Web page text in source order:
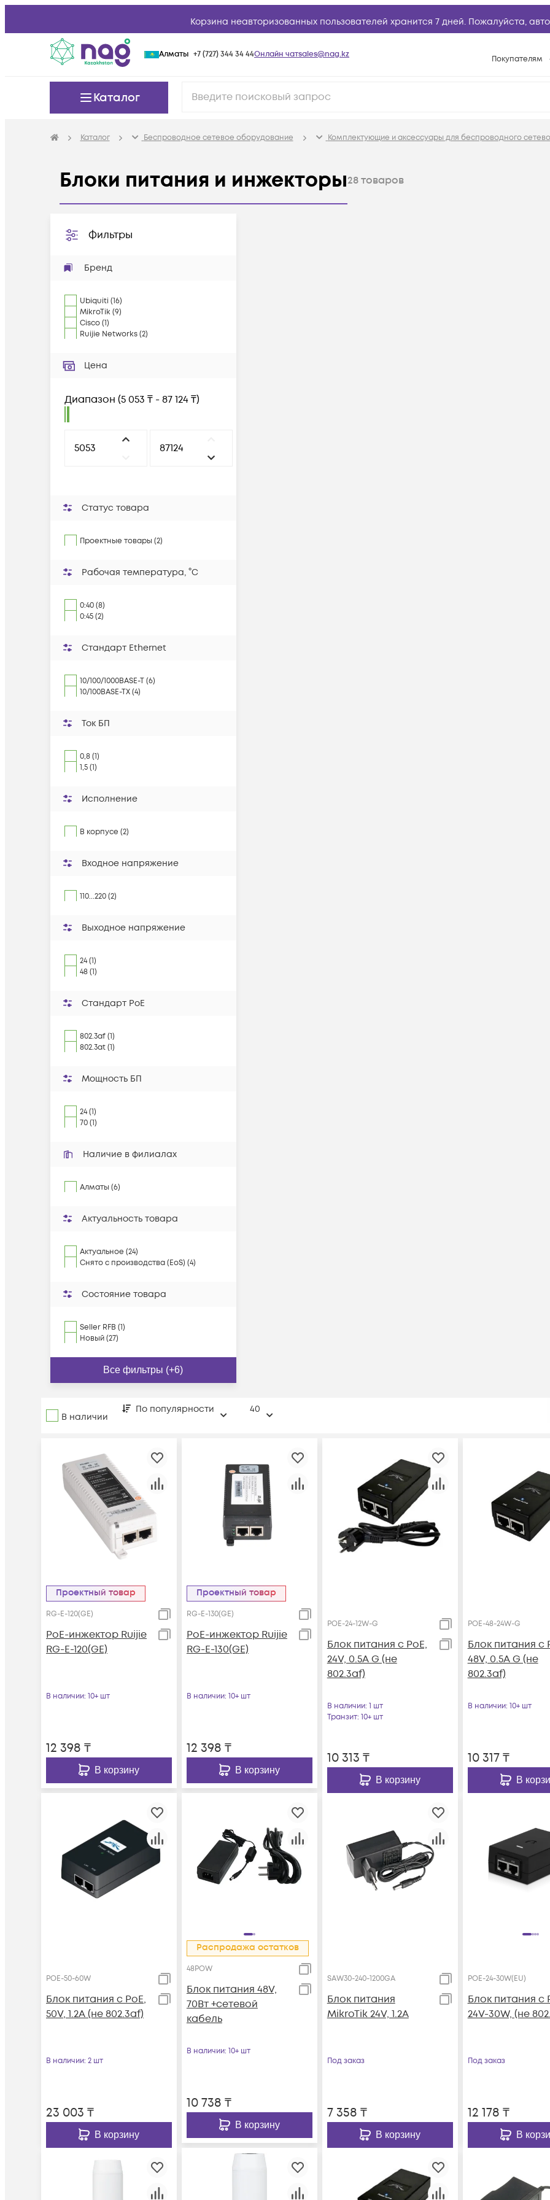
Корзина неавторизованных пользователей хранится 7 дней. Пожалуйста,
Алматы +7 (727) 344 34 44Онлайн чатsales@nag.kz Покупателям
Возврат
Каталог
Каталог Беспроводное сетевое оборудование Комплектующие и аксессуары для беспроводного
Блоки питания и инжекторы28товаров
Фильтры
Бренд
Ubiquiti (16)
MikroTik(9)
Cisco(1)
Ruijie Networks(2)
Цена
Диапазон (5 053 ₸ - 87 124 ₸)
Статус товара
Проектные товары (2)
Рабочая температура, °C
0:40 (8)
0:45 (2)
Стандарт Ethernet
10/100/1000BASE-T (6)
10/100BASE-TX (4)
Ток БП
0,8 (1)
1,5 (1)
Исполнение
В корпусе (2)
Входное напряжение
110...220 (2)
Выходное напряжение
24 (1)
48 (1)
Стандарт PoE
802.3af (1)
802.3at (1)
Мощность БП
24 (1)
70 (1)
Наличие в филиалах
Алматы (6)
Актуальность товара
Актуальное (24)
Снято с производства (EoS) (4)
Состояние товара
Seller RFB (1)
Новый (27)
Все фильтры (+6)
В наличии
По популярности 40
Проектный товар
RG-E-120(GE)
PoE-инжектор Ruijie
RG-E-120(GE)
В наличии: 10+ шт
12 398 ₸
В корзину
Проектный товар
RG-E-130(GE)
PoE-инжектор Ruijie
RG-E-130(GE)
В наличии: 10+ шт
12 398 ₸
В корзину
POE-24-12W-G
Блок питания с PoE,
24V, 0.5A G (не
802.3af)
В наличии: 1 шт
Транзит: 10+ шт
10 313 ₸
В корзину
POE-48-24W-G
Блок питания с
48V, 0.5A G (не
802.3af)
В наличии: 10+ шт
10 317₸
В
POE-50-60W
Блок питания с PoE,
50V, 1.2A (не 802.3af)
В наличии: 2 шт
23 003 ₸
В корзину
Распродажа остатков
48POW
Блок питания 48V,
70Вт +сетевой
кабель
В наличии: 10+ шт
10 738 ₸
В корзину
SAW30-240-1200GA
Блок питания
MikroTik 24V, 1.2A
Под заказ
7 358 ₸
В корзину
POE-24-30W(EU)
Блок питания с
24V-30W, (не
Под заказ
12 178 ₸
В